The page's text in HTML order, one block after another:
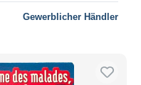
Gewerblicher Händler